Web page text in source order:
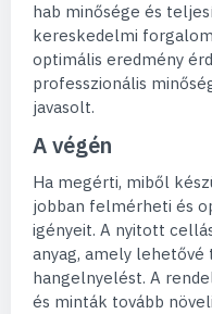
hab minősége és
kereskedelmi
optimális eredmény
professzionális
javasolt.
A végén
Ha megérti, miből
jobban felmérheti és
igényeit. A nyitott
anyag, amely
hangelnyelést. A
és minták tovább